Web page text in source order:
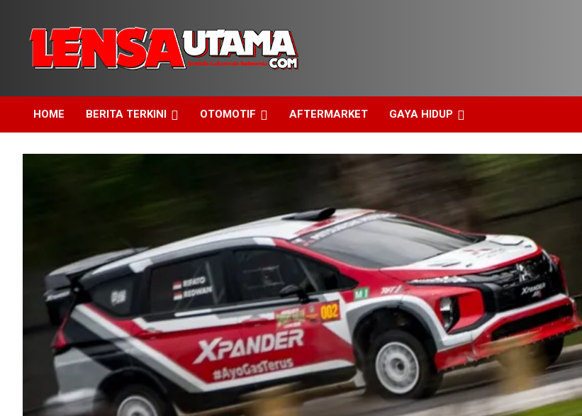
content
LensaUtama
HOME BERITA TERKINI OTOMOTIF AFTERMARKET GAYA HIDUP